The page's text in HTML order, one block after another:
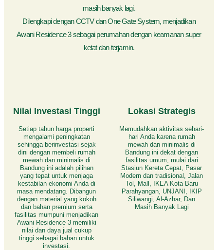
masih banyak lagi.
Dilengkapi dengan CCTV dan One Gate System, menjadikan
Awani Residence 3 sebagai perumahan dengan keamanan super
ketat dan terjamin.
Nilai Investasi Tinggi
Setiap tahun harga properti
mengalami peningkatan
sehingga berinvestasi sejak
dini dengan membeli rumah
mewah dan minimalis di
Bandung ini adalah pilihan
yang tepat untuk menjaga
kestabilan ekonomi Anda di
masa mendatang. Dibangun
dengan material yang kokoh
dan bahan premium serta
fasilitas mumpuni menjadikan
Awani Residence 3 memiliki
nilai dan daya jual cukup
tinggi sebagai bahan untuk
investasi.
Lokasi Strategis
Memudahkan aktivitas sehari-
hari Anda karena rumah
mewah dan minimalis di
Bandung ini dekat dengan
fasilitas umum, mulai dari
Stasiun Kereta Cepat, Pasar
Modern dan tradisional, Jalan
Tol, Mall, IKEA Kota Baru
Parahyangan, UNJANI, IKIP
Siliwangi, Al-Azhar, Dan
Masih Banyak Lagi